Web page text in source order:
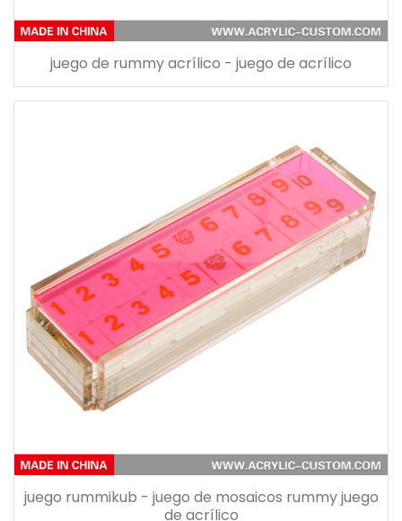
juego de rummy acrílico - juego de acrílico
juego rummikub - juego de mosaicos rummy juego
de acrílico